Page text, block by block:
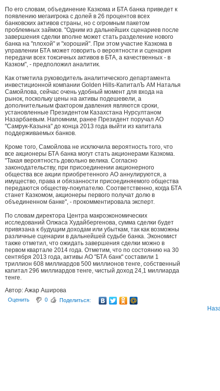
По его словам, объединение Казкома и БТА банка приведет к
появлению мегаигрока с долей в 26 процентов всех
банковских активов страны, но с огромным пакетом
проблемных займов. "Одним из дальнейших сценариев после
завершения сделки вполне может стать разделение нового
банка на "плохой" и "хороший". При этом участие Казкома в
управлении БТА может говорить о вероятности и сценария
передачи всех токсичных активов в БТА, а качественных - в
Казком", - предположил аналитик.
Как отметила руководитель аналитического департамента
инвестиционной компании Golden Hills-КапиталЪ АМ Наталья
Самойлова, сейчас очень удобный момент для входа на
рынок, поскольку цены на активы подешевели, а
дополнительным фактором давления являются сроки,
установленные Президентом Казахстана Нурсултаном
Назарбаевым. Напомним, ранее Президент поручал АО
"Самрук-Казына" до конца 2013 года выйти из капитала
поддерживаемых банков.
Кроме того, Самойлова не исключила вероятность того, что
все акционеры БТА банка могут стать акционерами Казкома.
"Такая вероятность довольно велика. Согласно
законодательству, при присоединении акционерного
общества все акции приобретенного АО аннулируются, а
имущество, права и обязанности присоединяемого общества
передаются обществу-покупателю. Соответственно, когда БТА
станет Казкомом, акционеры первого получат долю в
объединенном банке", - прокомментировала эксперт.
По словам директора Центра макроэкономических
исследований Олжаса Худайбергенова, сумма сделки будет
привязана к будущим доходам или убыткам, так как возможны
различные сценарии в дальнейшей судьбе банка. Экономист
также отметил, что ожидать завершения сделки можно в
первом квартале 2014 года. Отметим, что по состоянию на 30
сентября 2013 года, активы АО "БТА банк" составили 1
триллион 608 миллиардов 500 миллионов тенге, собственный
капитал 296 миллиардов тенге, чистый доход 24,1 миллиарда
тенге.
Автор: Ажар Аширова
Оценить 0 Поделиться: